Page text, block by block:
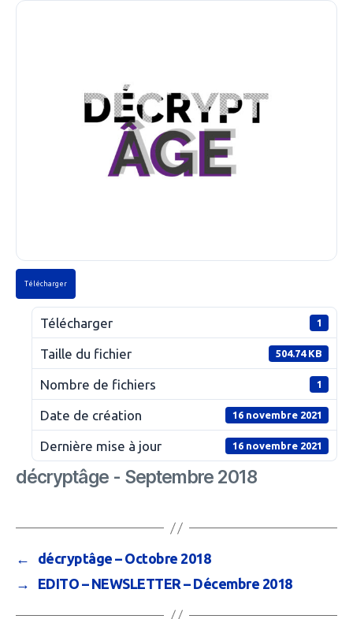
Télécharger
Télécharger 1
Taille du fichier 504.74 KB
Nombre de fichiers 1
Date de création 16 novembre 2021
Dernière mise à jour 16 novembre 2021
décryptâge - Septembre 2018
←
décryptâge – Octobre 2018
→
EDITO – NEWSLETTER – Décembre 2018